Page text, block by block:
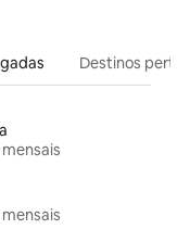
Destinos